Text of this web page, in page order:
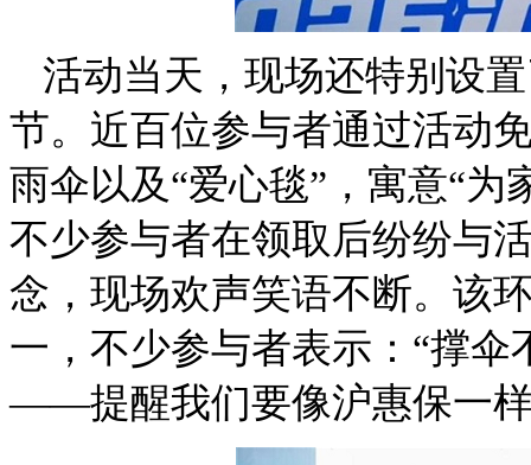
活动当天，现场还特别设
节。近百位参与者通过活动
雨伞以及“爱心毯”，寓意“
不少参与者在领取后纷纷与
念，现场欢声笑语不断。该
一，不少参与者表示：“撑
——提醒我们要像沪惠保一